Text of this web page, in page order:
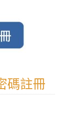
碼註冊